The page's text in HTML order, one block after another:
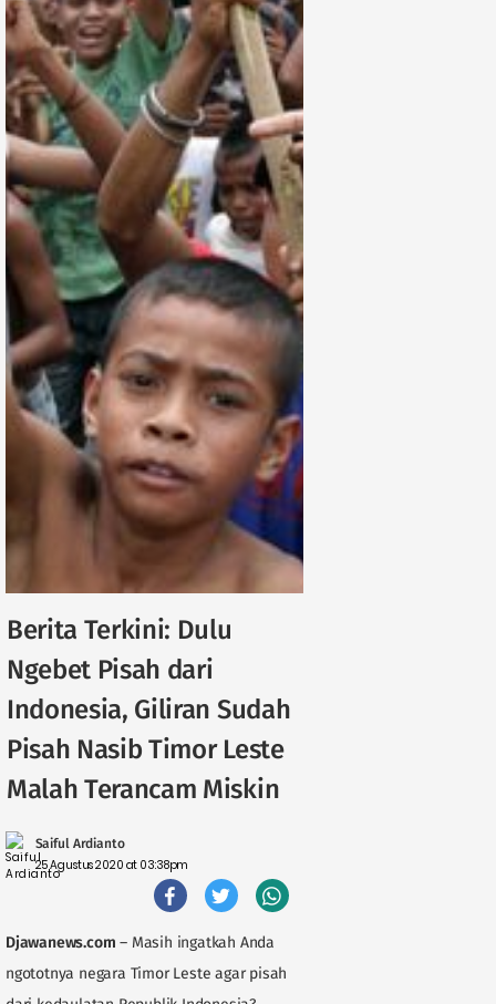
Berita Terkini: Dulu
Ngebet Pisah dari
Indonesia, Giliran Sudah
Pisah Nasib Timor Leste
Malah Terancam Miskin
Saiful Ardianto
25 Agustus 2020 at 03:38pm
Djawanews.com – Masih ingatkah Anda
ngototnya negara Timor Leste agar pisah